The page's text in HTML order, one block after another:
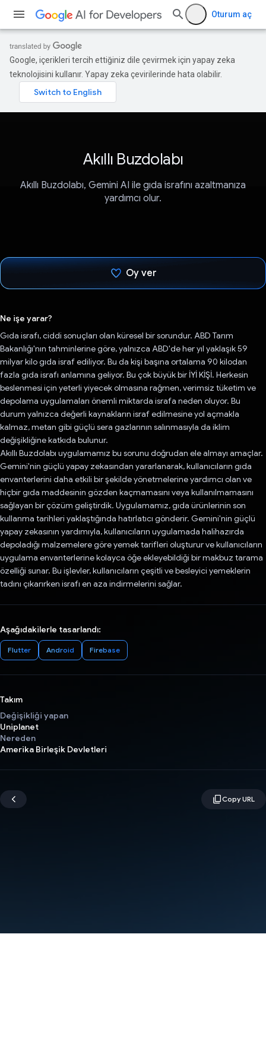
Oturum aç
Google, içerikleri tercih ettiğiniz dile çevirmek için yapay zeka
teknolojisini kullanır. Yapay zeka çevirilerinde hata olabilir.
Akıllı Buzdolabı
Akıllı Buzdolabı, Gemini AI ile gıda israfını azaltmanıza
yardımcı olur.
Oy ver
Ne işe yarar?
Gıda israfı, ciddi sonuçları olan küresel bir sorundur. ABD Tarım
Bakanlığı'nın tahminlerine göre, yalnızca ABD'de her yıl yaklaşık 59
milyar kilo gıda israf ediliyor. Bu da kişi başına ortalama 90 kilodan
fazla gıda israfı anlamına geliyor. Bu çok büyük bir İYİ KİŞİ. Herkesin
beslenmesi için yeterli yiyecek olmasına rağmen, verimsiz tüketim ve
depolama uygulamaları önemli miktarda israfa neden oluyor. Bu
durum yalnızca değerli kaynakların israf edilmesine yol açmakla
kalmaz, metan gibi güçlü sera gazlarının salınmasıyla da iklim
değişikliğine katkıda bulunur.
Akıllı Buzdolabı uygulamamız bu sorunu doğrudan ele almayı amaçlar.
Gemini'nin güçlü yapay zekasından yararlanarak, kullanıcıların gıda
envanterlerini daha etkili bir şekilde yönetmelerine yardımcı olan ve
hiçbir gıda maddesinin gözden kaçmamasını veya kullanılmamasını
sağlayan bir çözüm geliştirdik. Uygulamamız, gıda ürünlerinin son
kullanma tarihleri yaklaştığında hatırlatıcı gönderir. Gemini'nin güçlü
yapay zekasının yardımıyla, kullanıcıların uygulamada halihazırda
depoladığı malzemelere göre yemek tarifleri oluşturur ve kullanıcıların
uygulama envanterlerine kolayca öğe ekleyebildiği bir makbuz tarama
özelliği sunar. Bu işlevler, kullanıcıların çeşitli ve besleyici yemeklerin
tadını çıkarırken israfı en aza indirmelerini sağlar.
Aşağıdakilerle tasarlandı:
Flutter Android Firebase
Takım
Değişikliği yapan
Uniplanet
Nereden
Amerika Birleşik Devletleri